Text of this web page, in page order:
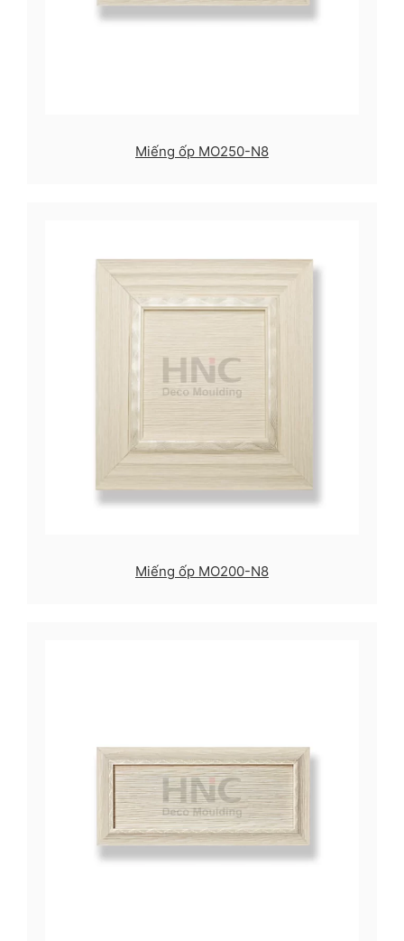
Miếng ốp MO250-N8
Miếng ốp MO200-N8